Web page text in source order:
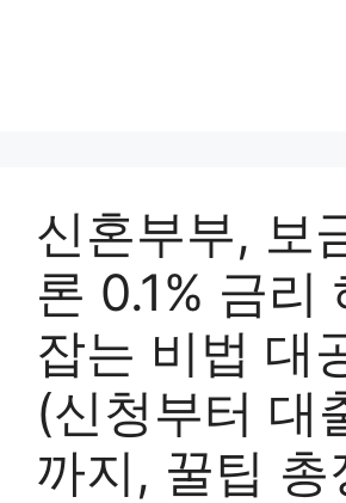
신혼부부, 보
론 0.1% 금리
잡는 비법 대
(신청부터 대
까지, 꿀팁 총